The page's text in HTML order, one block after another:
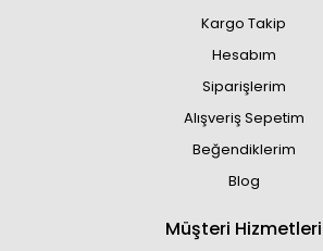
Kargo Takip
Hesabım
Siparişlerim
Alışveriş Sepetim
Beğendiklerim
Blog
Müşteri Hizmetleri